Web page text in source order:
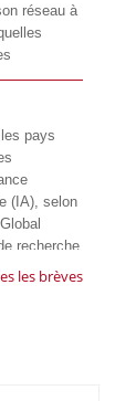
réseau à
pays
(IA), selon
recherche
les brèves